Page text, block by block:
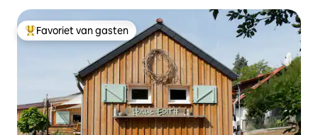
Topfavoriet van gasten
Favoriet van gasten